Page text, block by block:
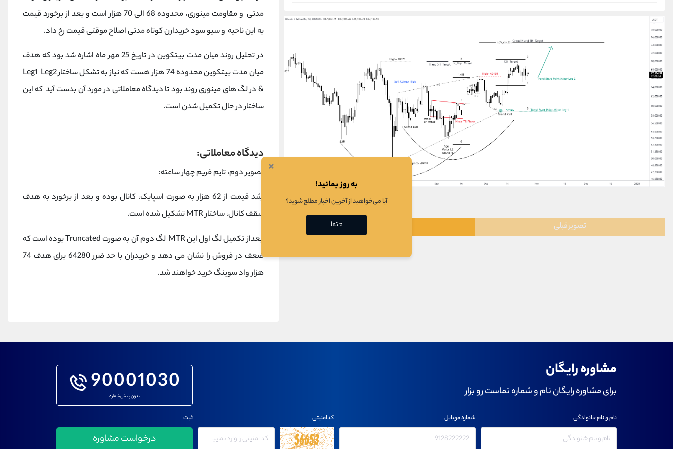
تصویر قبلی
مدتی و مقاومت مینوری، محدوده 68 الی 70 هزار است و بعد از برخورد قیمت
به این ناحیه و سیو سود خریدارن کوتاه مدتی اصلاح موقتی قیمت رخ داد.
در تحلیل روند میان مدت بیتکوین در تاریخ 25 مهر ماه اشاره شد بود که هدف
میان مدت بیتکوین محدوده 74 هزار هست که نیاز به تشکل ساختار
Leg2
Leg1
& در لگ های مینوری روند بود تا دیدگاه معاملاتی در مورد آن بدست آید که این
ساختار در حال تکمیل شدن است.
دیدگاه معاملاتی:
تصویر دوم، تایم فریم چهار ساعته:
رشد قیمت از 62 هزار به صورت اسپایک، کانال بوده و بعد از برخورد به هدف
سقف کانال، ساختارMTRتشکیل شده است.
بعداز تکمیل لگ اول اینMTR لگ دوم آن به صورت Truncatedبوده است که
ضعف در فروش را نشان می دهد و خریدران با حد ضرر 64280 برای هدف 74
هزار واد سوینگ خرید خواهند شد.
مشاوره رایگان
برای مشاوره رایگان نام و شماره تماست رو بزار 90001030
بدون پیش شماره
نام و نام خانوادگی شماره موبایل کدامنیتی ثبت
×
به روز بمانید!
آیا می‌خواهید از آخرین اخبار مطلع شوید؟
حتما